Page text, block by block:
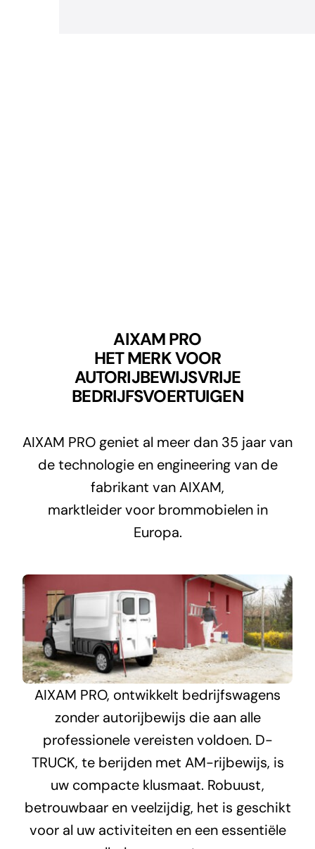
AIXAM PRO
HET MERK VOOR
AUTORIJBEWIJSVRIJE
BEDRIJFSVOERTUIGEN
AIXAM PRO geniet al meer dan 35 jaar van
de technologie en engineering van de
fabrikant van AIXAM,
marktleider voor brommobielen in
Europa.
AIXAM PRO, ontwikkelt bedrijfswagens
zonder autorijbewijs die aan alle
professionele vereisten voldoen. D-
TRUCK, te berijden met AM-rijbewijs, is
uw compacte klusmaat. Robuust,
betrouwbaar en veelzijdig, het is geschikt
voor al uw activiteiten en een essentiële